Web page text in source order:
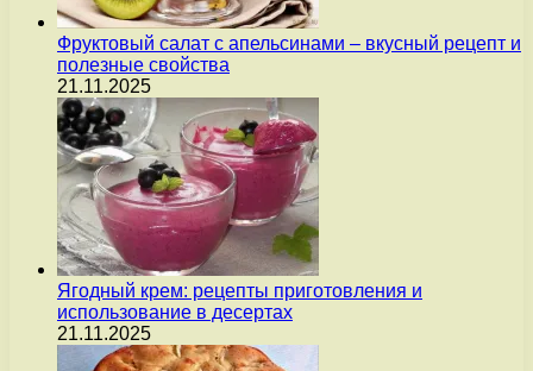
Фруктовый салат с апельсинами – вкусный рецепт и
полезные свойства
21.11.2025
Ягодный крем: рецепты приготовления и
использование в десертах
21.11.2025